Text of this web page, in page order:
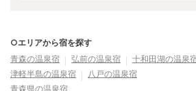
○エリアから宿を探す
青森の温泉宿
弘前の温泉宿 十和田湖の温泉
津軽半島の温泉宿
八戸の温泉宿
青森県の温泉宿